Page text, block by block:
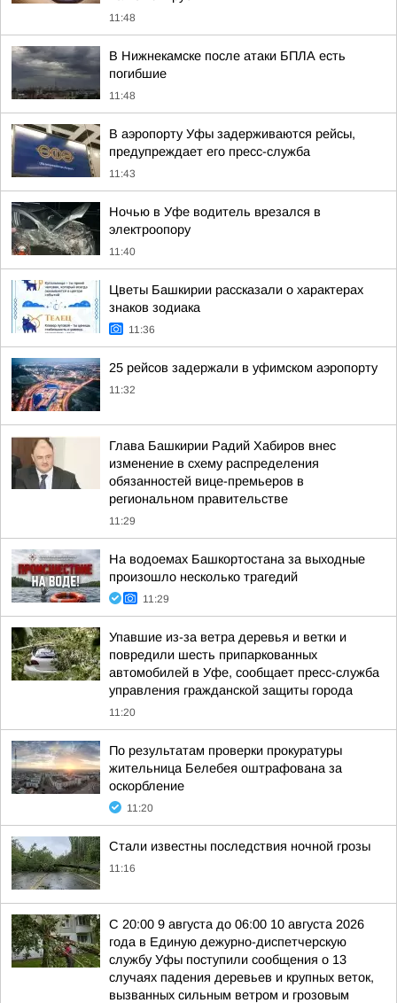
11:48
В Нижнекамске после атаки БПЛА есть
погибшие
11:48
В аэропорту Уфы задерживаются рейсы,
предупреждает его пресс-служба
11:43
Ночью в Уфе водитель врезался в
электроопору
11:40
Цветы Башкирии рассказали о характерах
знаков зодиака
11:36
25 рейсов задержали в уфимском аэропорту
11:32
Глава Башкирии Радий Хабиров внес
изменение в схему распределения
обязанностей вице-премьеров в
региональном правительстве
11:29
На водоемах Башкортостана за выходные
произошло несколько трагедий
11:29
Упавшие из-за ветра деревья и ветки и
повредили шесть припаркованных
автомобилей в Уфе, сообщает пресс-служба
управления гражданской защиты города
11:20
По результатам проверки прокуратуры
жительница Белебея оштрафована за
оскорбление
11:20
Стали известны последствия ночной грозы
11:16
С 20:00 9 августа до 06:00 10 августа 2026
года в Единую дежурно-диспетчерскую
службу Уфы поступили сообщения о 13
случаях падения деревьев и крупных веток,
вызванных сильным ветром и грозовым